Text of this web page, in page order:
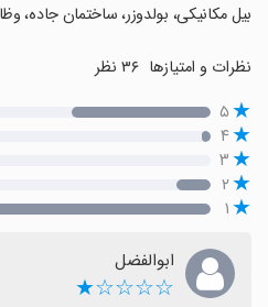
بیل مکانیکی، بولدوزر، ساختمان جاده،
نظرات و امتیازها
۵
۴
۳
۲
۱
ابوالفضل
☆☆☆☆★